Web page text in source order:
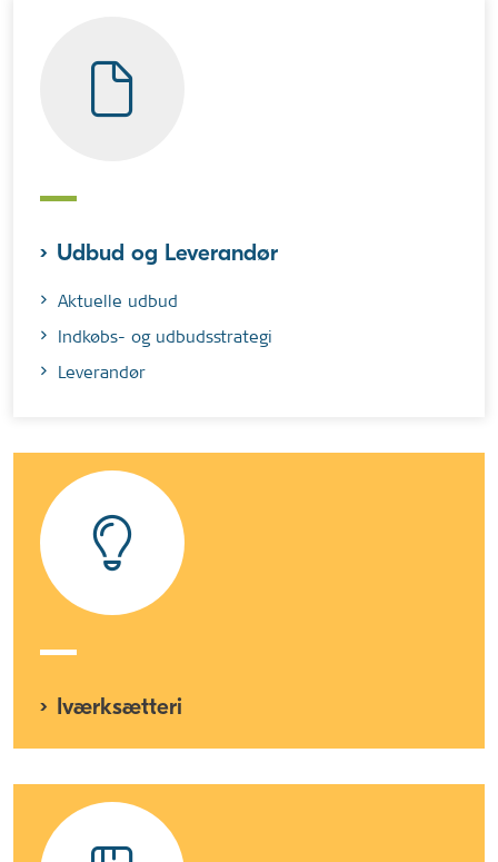
Udbud og Leverandør
Aktuelle udbud
Indkøbs- og udbudsstrategi
Leverandør
Iværksætteri